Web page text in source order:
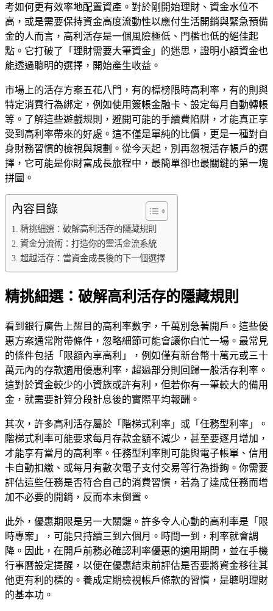
考如何更有效率地配置資產。對於剛開始理財、資金水位不
高，或是需要保持資金高度流動性以應付生活開銷與緊急預備
金的人而言，高利活存是一個風險極低、門檻也低的絕佳起
點。它打破了「理財需要大筆資金」的迷思，證明小額資金也
能透過聰明的選擇，開始產生收益。
市場上的活存方案五花八門，有的標榜限時高利率，有的則與
特定消費行為綁定，例如使用簽帳金融卡、設定每月自動轉帳
等。了解這些遊戲規則，避開可能的手續費陷阱，才能真正享
受到高利率帶來的好處。這不僅是單純的比價，更是一種對自
身財務習慣的檢視與規劃。從今天起，別再忽視活存帳戶的選
擇，它可能是你財富成長旅程中，最簡單卻也最關鍵的第一塊
拼圖。
內容目錄
精挑細選：破解高利活存的隱藏規則
資金分流術：打造你的靈活金流系統
超越活存：當資金成長後的下一個選擇
精挑細選：破解高利活存的隱藏規則
看到銀行廣告上醒目的高利率數字，千萬別急著開戶。這些優
惠方案通常附帶條件，忽略細節可能會讓你白忙一場。最常見
的條件包括「限額內享高利」，例如僅有新台幣十萬元或三十
萬元內的存款適用優惠利率，超過部分則回歸一般活存利率。
這對於資金較少的小資族或許有利，但若你有一筆較大的備用
金，就需要計算分段計息後的實際平均報酬。
其次，許多高利活存屬於「階梯式利率」或「任務型利率」。
階梯式利率可能要求每月存款金額不減少，甚至要逐月增加，
才能享有當月的高利率。任務型利率則可能與電子帳單、信用
卡自動扣繳、或每月有數次電子支付交易等行為掛鉤。你需要
評估這些任務是否符合自己的消費習慣，若為了達成任務而增
加不必要的開銷，反而本末倒置。
此外，優惠期限是另一大關鍵。許多令人心動的高利率是「限
時專案」，可能只持續三到六個月。時間一到，利率就會調
降。因此，在開戶前務必確認利率優惠的適用期間，並在手機
行事曆設定提醒，以便在優惠結束前評估是否要將資金移往其
他更有利的標的。養成定期檢視帳戶條款的習慣，是聰明理財
的基本功。